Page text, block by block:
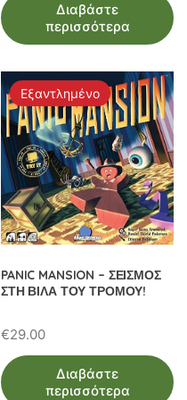
Διαβάστε
περισσότερα
Εξαντλημένο
PANIC MANSION – ΣΕΙΣΜΟΣ
ΣΤΗ ΒΙΛΑ ΤΟΥ ΤΡΟΜΟΥ!
€29.00
Διαβάστε
περισσότερα